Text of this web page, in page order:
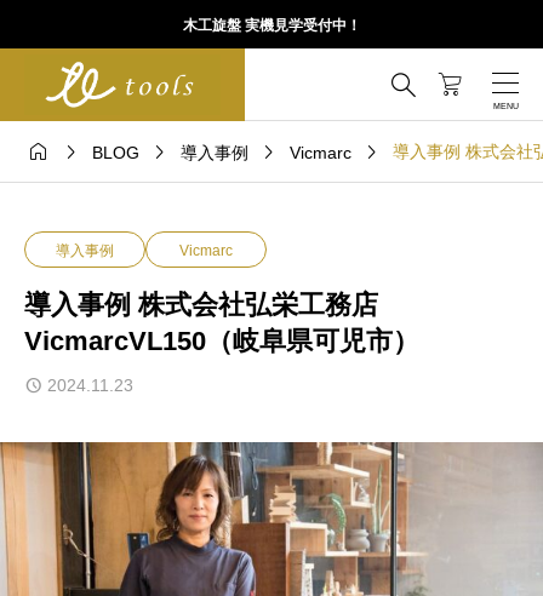
木工旋盤 実機見学受付中！

  BLOG  導入事例  Vicmarc  導入事例 株式会社
導入事例 Vicmarc
導入事例 株式会社弘栄工務店
VicmarcVL150（岐阜県可児市）
2024.11.23